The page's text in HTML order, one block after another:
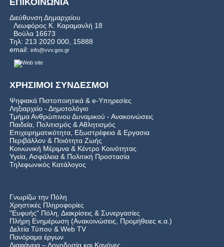
ΕΠΙΚΟΙΝΩΝΙΑ
Διεύθυνση Δημαρχείου
Λεωφόρος Κ. Καραμανλή 18
Βούλα 16673
Τηλ: 213 2020 000, 15888
email: info@vvv.gov.gr
ΧΡΗΣΙΜΟΙ ΣΥΝΔΕΣΜΟΙ
Ψηφιακά Πιστοποιητικά & e-Υπηρεσίες
Ληξιαρχείο - Δημοτολόγιο
Τμήμα Ανθρώπινου Δυναμικού - Ανακοινώσεις
Παιδεία, Πολιτισμός & Αθλητισμός
Επιχειρηματικότητα, Εξωστρέφεια & Εργασια
Περιβάλλον & Ποιότητα Ζωής
Kοινωνική Μέριμνα & Κέντρο Κοινότητας
Υγεία, Ασφάλεια & Πολιτική Προστασία
Τηλεφωνικός Κατάλογος
Γνωρίζω την Πόλη
Χρηστικές Πληροφορίες
"Ευφυής" Πόλη, Διακρίσεις & Συνεργασίες
Πλήρη Ενημέρωση (Ανακοινώσεις, Προμήθειες κ.α.)
Δελτία Τύπου & Web TV
Πανόραμα έργων
Διαφάνεια – Λογοδοσία και Κανόνες